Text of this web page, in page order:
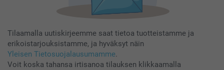
Tilaamalla uutiskirjeemme saat tietoa tuotteistamme ja
erikoistarjouksistamme, ja hyväksyt näin
Yleisen Tietosuojalausumamme.
Voit koska tahansa irtisanoa tilauksen klikkaamalla